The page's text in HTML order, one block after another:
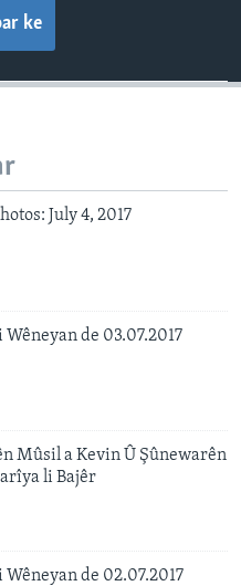
ke
July 4, 2017
Wêneyan de 03.07.2017
Mûsil a Kevin Û Şûnewarên
li Bajêr
Wêneyan de 02.07.2017